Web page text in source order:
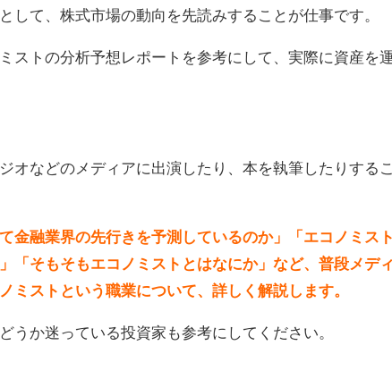
して、株式市場の動向を先読みすることが仕事です。
ストの分析予想レポートを参考にして、実際に資産を
オなどのメディアに出演したり、本を執筆したりする
金融業界の先行きを予測しているのか」「エコノミス
「そもそもエコノミストとはなにか」など、普段メデ
ミストという職業について、詳しく解説します。
うか迷っている投資家も参考にしてください。